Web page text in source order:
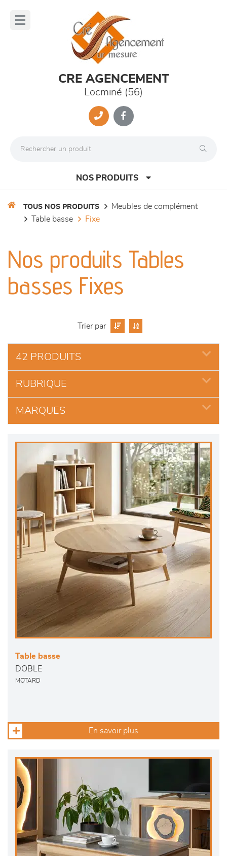
CRE AGENCEMENT
Locminé (56)
NOS PRODUITS
séjours
meubles de complément
literie
décoration
TOUS NOS PRODUITS
meubles de complément
table basse
fixe
Nos produits Tables
basses Fixes
Trier par
42 PRODUITS
RUBRIQUE
MARQUES
Table basse
DOBLE
MOTARD
En savoir plus